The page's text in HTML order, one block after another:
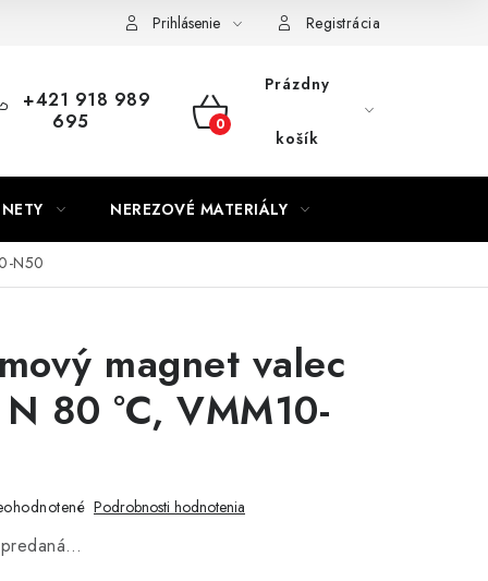
Prihlásenie Registrácia
+421 918 989
695
NÁKUPNÝ
Prázdny
košík
NEREZOVÉ MATERIÁLY
N50
magnet valec
80 °C, VMM10-
Podrobnosti hodnotenia